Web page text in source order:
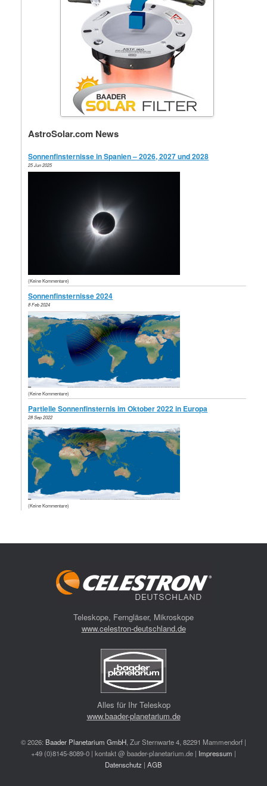
AstroSolar.com News
Sonnenfinsternisse in Spanien – 2026, 2027 und 2028
25 Jun 2025
(Keine Kommentare)
Sonnenfinsternisse 2024
8 Feb 2024
(Keine Kommentare)
Partielle Sonnenfinsternis im Oktober 2022 in Europa
28 Sep 2022
(Keine Kommentare)
Teleskope, Ferngläser, Mikroskope
www.celestron-deutschland.de
Alles für Ihr Teleskop
www.baader-planetarium.de
© 2026: Baader Planetarium GmbH , Zur Sternwarte 4, 82291 Mammendorf |
+49 (0)8145-8089-0 | kontakt @ baader-planetarium.de | Impressum |
Datenschutz | AGB